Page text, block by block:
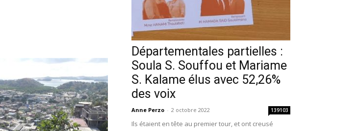
Départementales partielles :
Soula S. Souffou et Mariame
S. Kalame élus avec 52,26%
des voix
Anne Perzo - 2 octobre 2022 139103
Ils étaient en tête au premier tour, et ont creusé